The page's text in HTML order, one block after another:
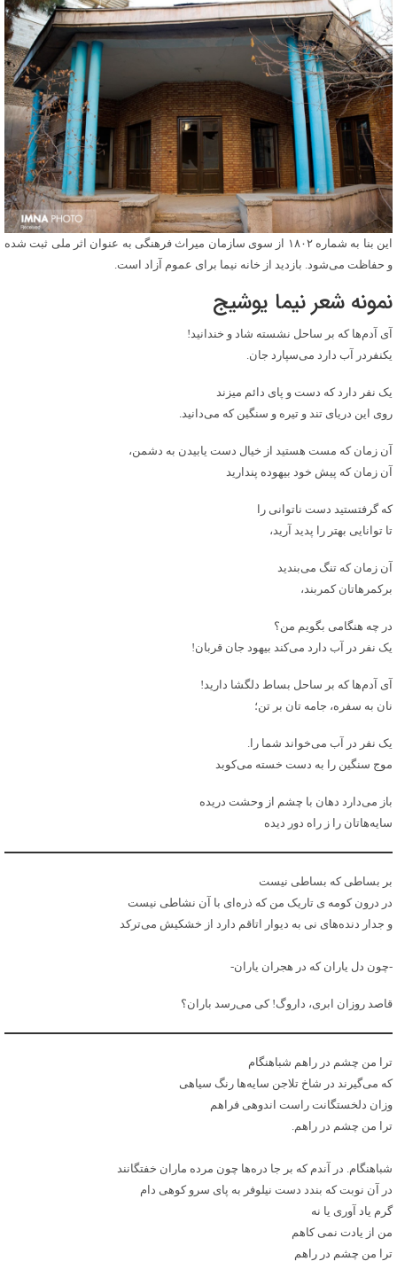
این بنا به شماره ۱۸۰۲ از سوی سازمان میراث فرهنگی به عنوان اثر ملی ثبت شده
و حفاظت می‌شود. بازدید از خانه نیما برای عموم آزاد است.
نمونه شعر نیما یوشیج
آی آدم‌ها که بر ساحل نشسته شاد و خندانید!
یکنفردر آب دارد می‌سپارد جان.
یک نفر دارد که دست و پای دائم میزند
روی این دریای تند و تیره و سنگین که می‌دانید.
آن زمان که مست هستید از خیال دست یابیدن به دشمن،
آن زمان که پیش خود بیهوده پندارید
که گرفتستید دست ناتوانی را
تا توانایی بهتر را پدید آرید،
آن زمان که تنگ می‌بندید
برکمرهاتان کمربند،
در چه هنگامی بگویم من؟
یک نفر در آب دارد می‌کند بیهود جان قربان!
آی آدم‌ها که بر ساحل بساط دلگشا دارید!
نان به سفره، جامه تان بر تن؛
یک نفر در آب می‌خواند شما را.
موج سنگین را به دست خسته می‌کوبد
باز می‌دارد دهان با چشم از وحشت دریده
سایه‌هاتان را ز راه دور دیده
بر بساطی که بساطی نیست
در درون کومه ی تاریک من که ذره‌ای با آن نشاطی نیست
و جدار دنده‌های نی به دیوار اتاقم دارد از خشکیش می‌ترکد
-چون دل یاران که در هجران یاران-
قاصد روزان ابری، داروگ! کی می‌رسد باران؟
ترا من چشم در راهم شباهنگام
که می‌گیرند در شاخ تلاجن سایه‌ها رنگ سیاهی
وزان دلخستگانت راست اندوهی فراهم
ترا من چشم در راهم.
شباهنگام. در آندم که بر جا دره‌ها چون مرده ماران خفتگانند
در آن نوبت که بندد دست نیلوفر به پای سرو کوهی دام
گرم یاد آوری یا نه
من از یادت نمی کاهم
ترا من چشم در راهم